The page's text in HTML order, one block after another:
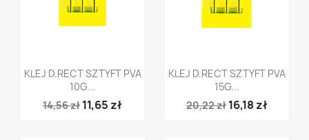
Szybki podgląd
KLEJ D.RECT SZTYFT PVA
10G...
14,56 zł 11,65 zł
Szybki podgląd
KLEJ D.RECT SZTYFT PVA
15G...
20,22 zł 16,18 zł